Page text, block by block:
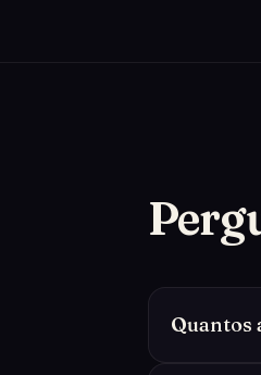
Quantos